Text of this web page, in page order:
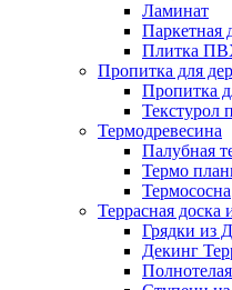
Ламинат
Паркетная
Плитка
Пропитка для
Пропитка
Текстурол
Термодревесина
Палубная
Термо
Термососна
Террасная
Грядки из
Декинг